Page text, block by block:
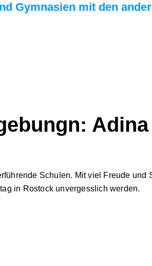
Gymnasien mit den
Adina
Schulen. Mit viel Freude und
in Rostock unvergesslich werden.